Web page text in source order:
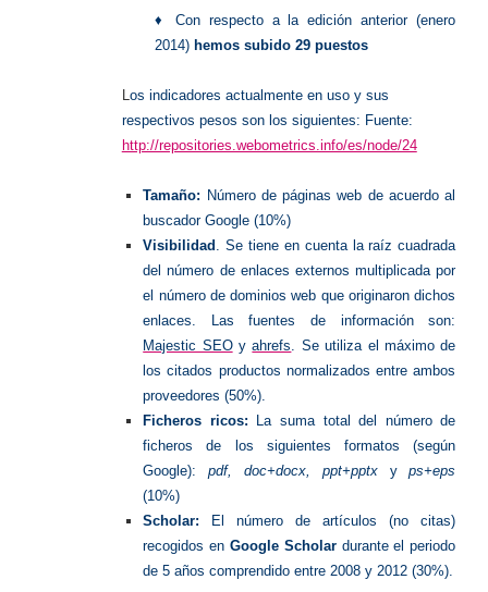
♦ Con respecto a la edición anterior (enero
2014) hemos subido 29 puestos
os indicadores actualmente en uso y sus
respectivos pesos son los siguientes: Fuente:
http://repositories.webometrics.info/es/node/24
Tamaño: Número de páginas web de acuerdo al
buscador Google (10%)
Visibilidad
. Se tiene en cuenta la raíz cuadrada
del número de enlaces externos multiplicada por
el número de dominios web que originaron dichos
enlaces. Las fuentes de información son:
Majestic SEOyahrefs . Se utiliza el máximo de
los citados productos normalizados entre ambos
proveedores (50%).
Ficheros ricos: La suma total del número de
ficheros de los siguientes formatos (según
Google):pdf, doc+docx, ppt+pptx yps+eps
(10%)
Scholar: El número de artículos (no citas)
recogidos en Google Scholardurante el periodo
de 5 años comprendido entre 2008 y 2012 (30%).